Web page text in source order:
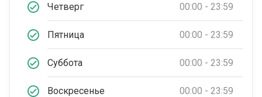
Четверг 00:00 - 23:59
Пятница 00:00 - 23:59
Суббота 00:00 - 23:59
Воскресенье 00:00 - 23:59